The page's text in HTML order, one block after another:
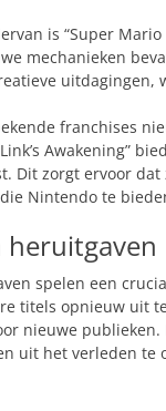
is “Super
mechanieken
uitdagingen,
franchises
Awakening”
Dit zorgt ervoor
Nintendo te
heruitgaven
spelen een
titels opnieuw uit
nieuwe
uit het verleden te